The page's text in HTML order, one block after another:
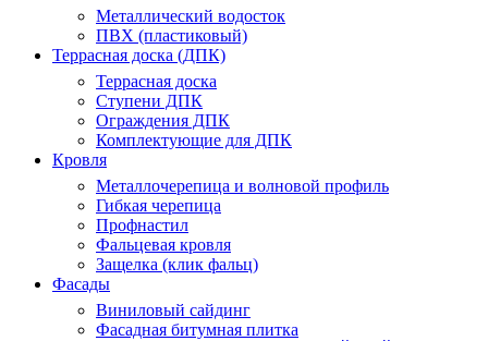
Металлический водосток
ПВХ (пластиковый)
Террасная доска (ДПК)
Террасная доска
Ступени ДПК
Ограждения ДПК
Комплектующие для ДПК
Кровля
Металлочерепица и волновой профиль
Гибкая черепица
Профнастил
Фальцевая кровля
Защелка (клик фальц)
Фасады
Виниловый сайдинг
Фасадная битумная плитка